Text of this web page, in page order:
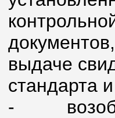
выдаче
стандарта
-